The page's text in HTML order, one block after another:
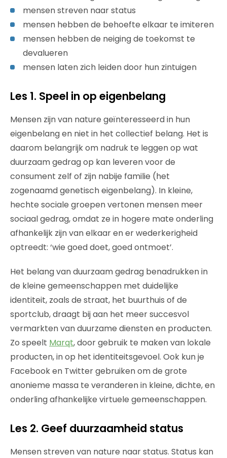
mensen streven naar status
mensen hebben de behoefte elkaar te imiteren
mensen hebben de neiging de toekomst te
devalueren
mensen laten zich leiden door hun zintuigen
Les 1. Speel in op eigenbelang
Mensen zijn van nature geïnteresseerd in hun
eigenbelang en niet in het collectief belang. Het is
daarom belangrijk om nadruk te leggen op wat
duurzaam gedrag op kan leveren voor de
consument zelf of zijn nabije familie (het
zogenaamd genetisch eigenbelang). In kleine,
hechte sociale groepen vertonen mensen meer
sociaal gedrag, omdat ze in hogere mate onderling
afhankelijk zijn van elkaar en er wederkerigheid
optreedt: ‘wie goed doet, goed ontmoet’.
Het belang van duurzaam gedrag benadrukken in
de kleine gemeenschappen met duidelijke
identiteit, zoals de straat, het buurthuis of de
sportclub, draagt bij aan het meer succesvol
vermarkten van duurzame diensten en producten.
Zo speelt Marqt, door gebruik te maken van lokale
producten, in op het identiteitsgevoel. Ook kun je
Facebook en Twitter gebruiken om de grote
anonieme massa te veranderen in kleine, dichte, en
onderling afhankelijke virtuele gemeenschappen.
Les 2. Geef duurzaamheid status
Mensen streven van nature naar status. Status kan